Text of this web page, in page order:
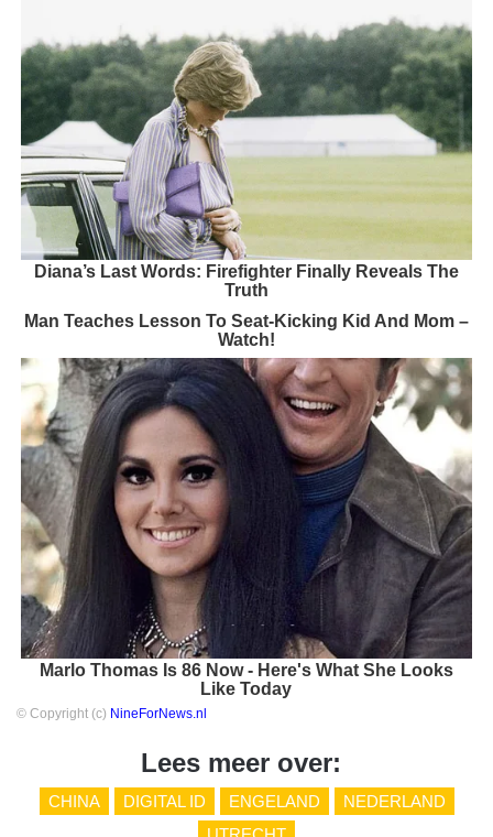
Diana’s Last Words: Firefighter Finally Reveals The
Truth
Man Teaches Lesson To Seat-Kicking Kid And Mom –
Watch!
Marlo Thomas Is 86 Now - Here's What She Looks
Like Today
© Copyright (c) NineForNews.nl
Lees meer over:
CHINA DIGITAL ID ENGELAND
NEDERLAND